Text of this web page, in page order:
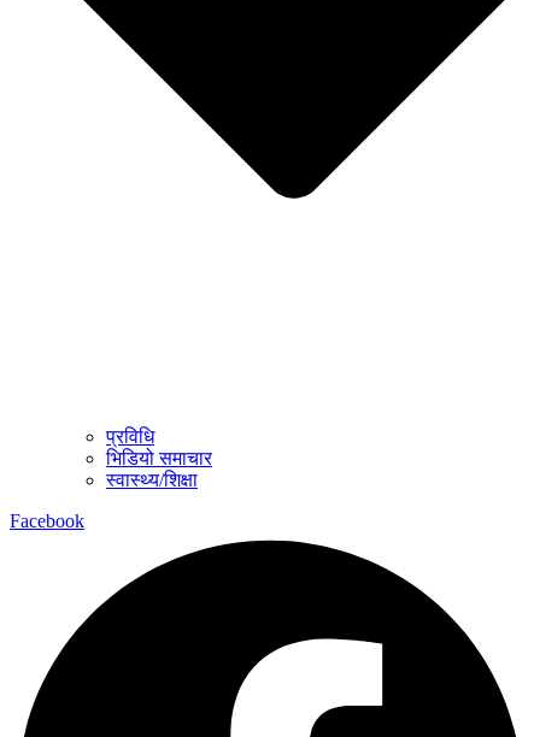
प्रविधि
भिडियो समाचार
स्वास्थ्य/शिक्षा
Facebook